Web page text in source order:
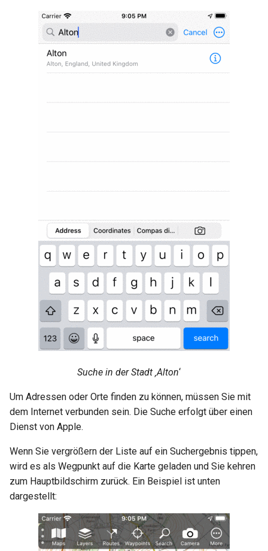
Suche mit Suchverlauf
Suchverlauf löschen
Suche in der Stadt ‚Alton‘
Um Adressen oder Orte finden zu können, müssen Sie mit
dem Internet verbunden sein. Die Suche erfolgt über einen
Dienst von Apple.
Wenn Sie vergrößern der Liste auf ein Suchergebnis tippen,
wird es als Wegpunkt auf die Karte geladen und Sie kehren
zum Hauptbildschirm zurück. Ein Beispiel ist unten
dargestellt: